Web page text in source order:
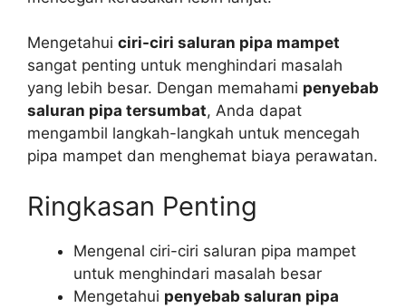
Mengetahui ciri-ciri saluran pipa mampet
sangat penting untuk menghindari masalah
yang lebih besar. Dengan memahami penyebab
saluran pipa tersumbat, Anda dapat
mengambil langkah-langkah untuk mencegah
pipa mampet dan menghemat biaya perawatan.
Ringkasan Penting
Mengenal ciri-ciri saluran pipa mampet
untuk menghindari masalah besar
Mengetahui penyebab saluran pipa